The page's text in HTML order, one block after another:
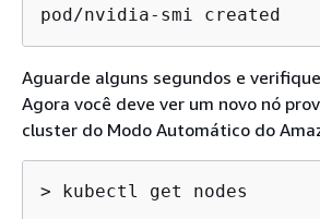
pod/nvidia-smi created
Aguarde alguns segundos e
Agora você deve ver um novo nó
cluster do Modo Automático do
> kubectl get nodes